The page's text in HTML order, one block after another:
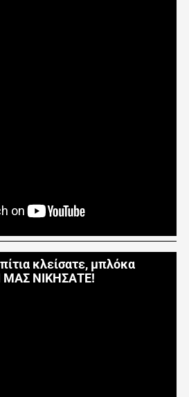
κλείσατε, μπλόκα
ΜΑΣ ΝΙΚΗΣΑΤΕ!